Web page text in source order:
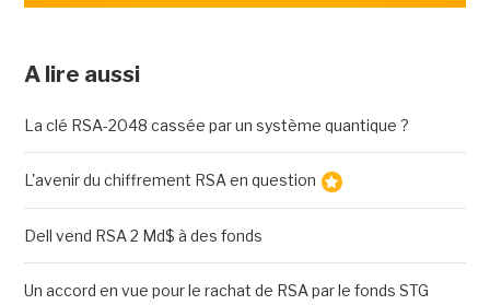
A lire aussi
La clé RSA-2048 cassée par un système quantique ?
L'avenir du chiffrement RSA en question
Dell vend RSA 2 Md$ à des fonds
Un accord en vue pour le rachat de RSA par le fonds STG